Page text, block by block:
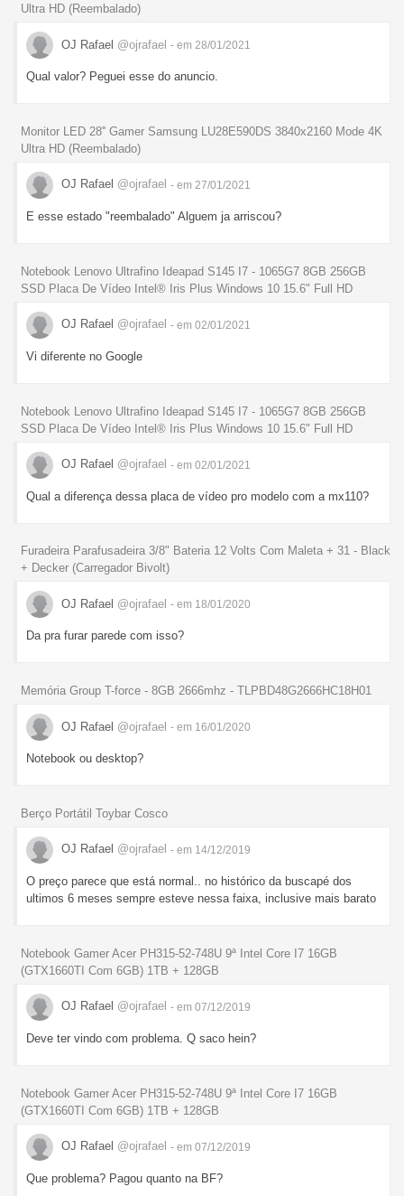
Ultra HD (Reembalado)
OJ Rafael @ojrafael - em 28/01/2021
Qual valor? Peguei esse do anuncio.
Monitor LED 28'' Gamer Samsung LU28E590DS 3840x2160 Mode 4K
Ultra HD (Reembalado)
OJ Rafael @ojrafael - em 27/01/2021
E esse estado "reembalado" Alguem ja arriscou?
Notebook Lenovo Ultrafino Ideapad S145 I7 - 1065G7 8GB 256GB
SSD Placa De Vídeo Intel® Iris Plus Windows 10 15.6" Full HD
OJ Rafael @ojrafael - em 02/01/2021
Vi diferente no Google
Notebook Lenovo Ultrafino Ideapad S145 I7 - 1065G7 8GB 256GB
SSD Placa De Vídeo Intel® Iris Plus Windows 10 15.6" Full HD
OJ Rafael @ojrafael - em 02/01/2021
Qual a diferença dessa placa de vídeo pro modelo com a mx110?
Furadeira Parafusadeira 3/8" Bateria 12 Volts Com Maleta + 31 - Black
+ Decker (Carregador Bivolt)
OJ Rafael @ojrafael - em 18/01/2020
Da pra furar parede com isso?
Memória Group T-force - 8GB 2666mhz - TLPBD48G2666HC18H01
OJ Rafael @ojrafael - em 16/01/2020
Notebook ou desktop?
Berço Portátil Toybar Cosco
OJ Rafael @ojrafael - em 14/12/2019
O preço parece que está normal.. no histórico da buscapé dos
ultimos 6 meses sempre esteve nessa faixa, inclusive mais barato
Notebook Gamer Acer PH315-52-748U 9ª Intel Core I7 16GB
(GTX1660TI Com 6GB) 1TB + 128GB
OJ Rafael @ojrafael - em 07/12/2019
Deve ter vindo com problema. Q saco hein?
Notebook Gamer Acer PH315-52-748U 9ª Intel Core I7 16GB
(GTX1660TI Com 6GB) 1TB + 128GB
OJ Rafael @ojrafael - em 07/12/2019
Que problema? Pagou quanto na BF?